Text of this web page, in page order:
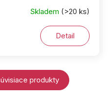
Skladem (>20 ks)
Detail
produkty